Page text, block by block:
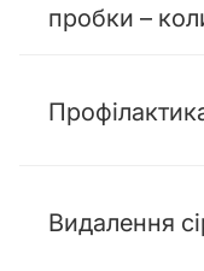
пробки –
Видалення